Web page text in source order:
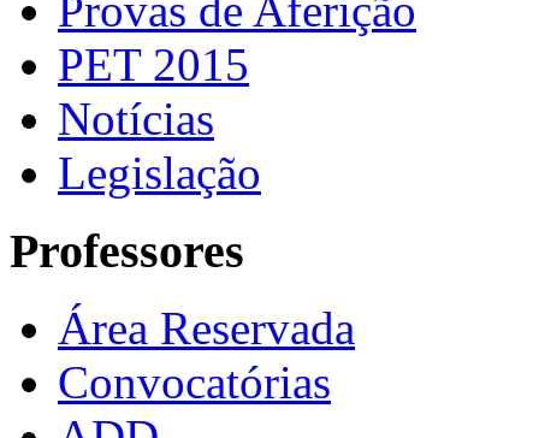
PET 2015
Notícias
Legislação
Professores
Área Reservada
Convocatórias